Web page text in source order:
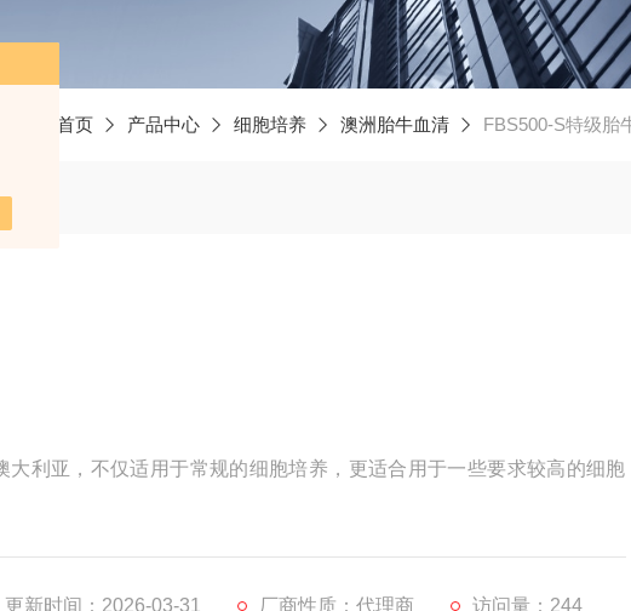
置： 首页 产品中心 细胞培养 澳洲胎牛血清 FBS500-S特级胎
大利亚，不仅适用于常规的细胞培养，更适合用于一些要求较高的细胞
更新时间：2026-03-31 厂商性质：代理商 访问量：244